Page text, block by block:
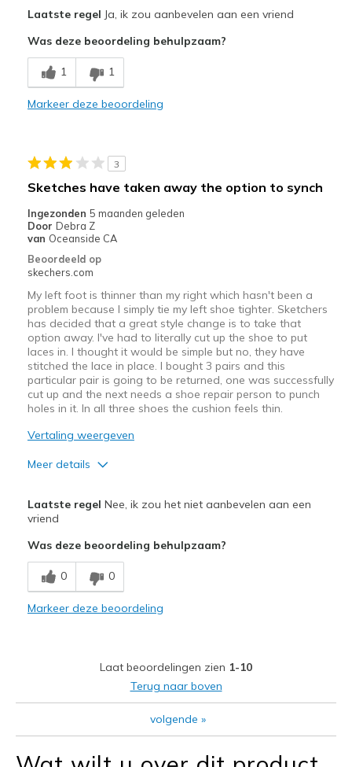
Breathe Well
Comfortable
Beste toepassingen
Going Out
Width
Feels too narrow
Sizing
Feels half size too small
View On Shoes
I'm Really Into Shoes
Laatste regel Ja, ik zou aanbevelen aan een vriend
Was deze beoordeling behulpzaam?
1 1
Markeer deze beoordeling
3
Sketches have taken away the option to synch
Ingezonden 5 maanden geleden
Door Debra Z
van Oceanside CA
Beoordeeld op
skechers.com
My left foot is thinner than my right which hasn't been a
problem because I simply tie my left shoe tighter. Sketchers
has decided that a great style change is to take that
option away. I've had to literally cut up the shoe to put
laces in. I thought it would be simple but no, they have
stitched the lace in place. I bought 3 pairs and this
particular pair is going to be returned, one was successfully
cut up and the next needs a shoe repair person to punch
holes in it. In all three shoes the cushion feels thin.
Vertaling weergeven
Meer details
Poor Cushioning
Poor Quality
View On Shoes
Laatste regel Nee, ik zou het niet aanbevelen aan een
vriend
Was deze beoordeling behulpzaam?
0 0
Markeer deze beoordeling
Laat beoordelingen zien 1-10
Terug naar boven
volgende »